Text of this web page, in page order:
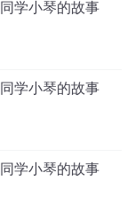
学小琴的故事
学小琴的故事
学小琴的故事